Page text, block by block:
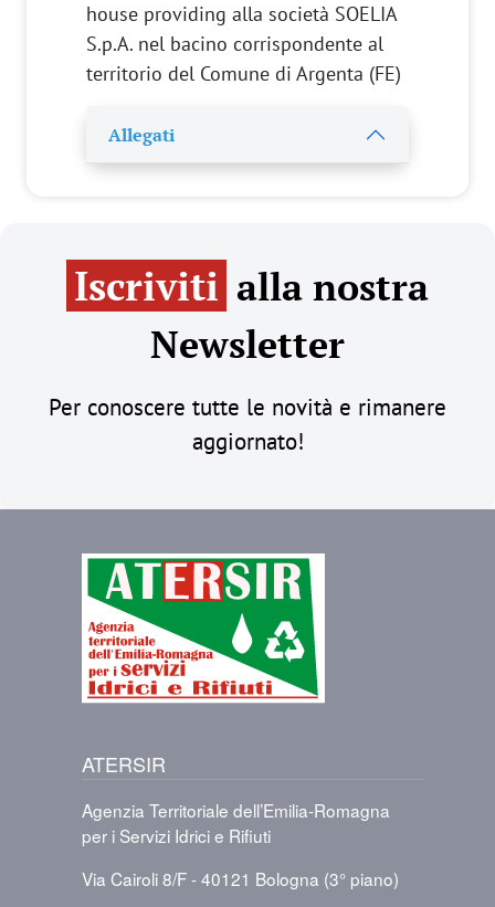
house providing alla società SOELIA
S.p.A. nel bacino corrispondente al
territorio del Comune di Argenta (FE)
Allegati
Iscriviti alla nostra
Newsletter
Per conoscere tutte le novità e rimanere
aggiornato!
Immagine
ATERSIR
Agenzia Territoriale dell’Emilia-Romagna
per i Servizi Idrici e Rifiuti
Via Cairoli 8/F - 40121 Bologna (3° piano)